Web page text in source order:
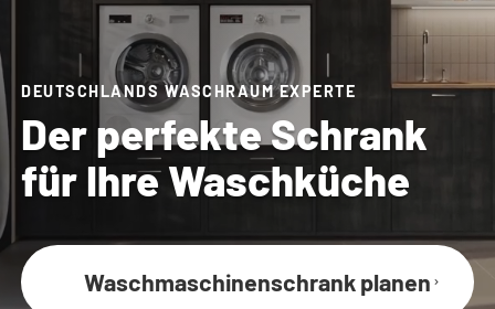
DEUTSCHLANDS WASCHRAUM EXPERTE
Der perfekte Schrank
für Ihre Waschküche
Waschmaschinenschrank planen